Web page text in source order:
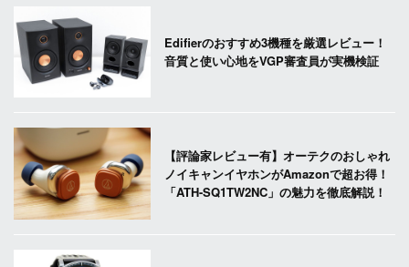
Edifierのおすすめ3機種を厳選レビュー！
音質と使い心地をVGP審査員が実機検証
【評論家レビュー有】オーテクのおしゃれ
ノイキャンイヤホンがAmazonで超お得！
「ATH-SQ1TW2NC」の魅力を徹底解説！